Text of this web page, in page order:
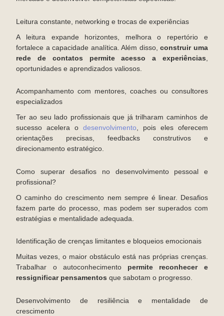
Leitura constante, networking e trocas de experiências
A leitura expande horizontes, melhora o repertório e
fortalece a capacidade analítica. Além disso,construir uma
rede de contatos permite acesso a experiências
oportunidades e aprendizados valiosos.
Acompanhamento com mentores, coaches ou consultores
especializados
Ter ao seu lado profissionais que já trilharam caminhos de
sucesso acelera o desenvolvimento, pois eles oferecem
orientações precisas, feedbacks construtivos e
direcionamento estratégico.
Como superar desafios no desenvolvimento pessoal e
profissional?
O caminho do crescimento nem sempre é linear. Desafios
fazem parte do processo, mas podem ser superados com
estratégias e mentalidade adequada.
Identificação de crenças limitantes e bloqueios emocionais
Muitas vezes, o maior obstáculo está nas próprias crenças.
Trabalhar o autoconhecimento permite reconhecer e
ressignificar pensamentos que sabotam o progresso.
Desenvolvimento de resiliência e mentalidade de
crescimento